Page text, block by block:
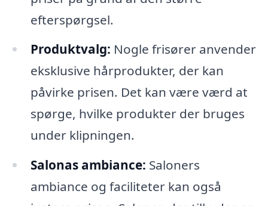
efterspørgsel.
Produktvalg: Nogle frisører anvender
eksklusive hårprodukter, der kan
påvirke prisen. Det kan være værd at
spørge, hvilke produkter der bruges
under klipningen.
Salonas ambiance: Saloners
ambiance og faciliteter kan også